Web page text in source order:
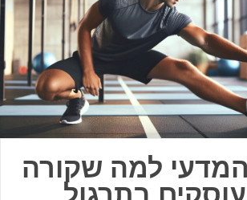
למה שקורה